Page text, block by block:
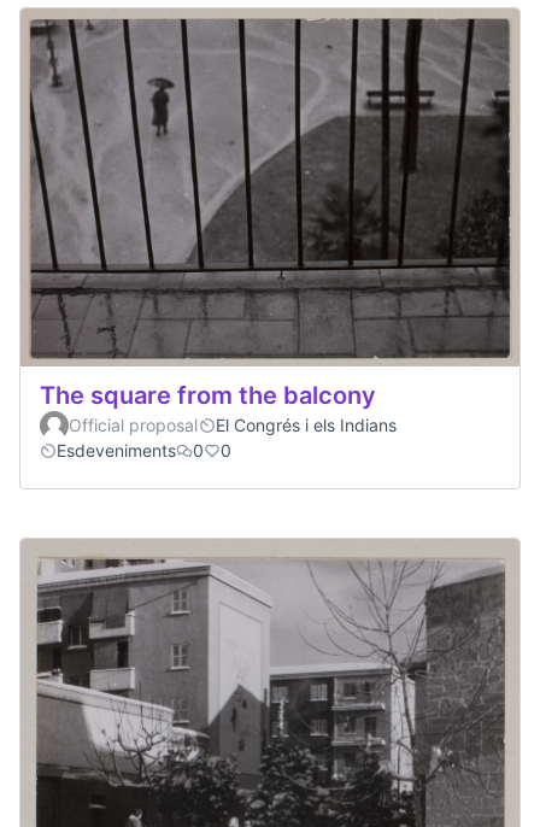
The square from the balcony
Official proposal
El Congrés i els Indians
Esdeveniments
0 0